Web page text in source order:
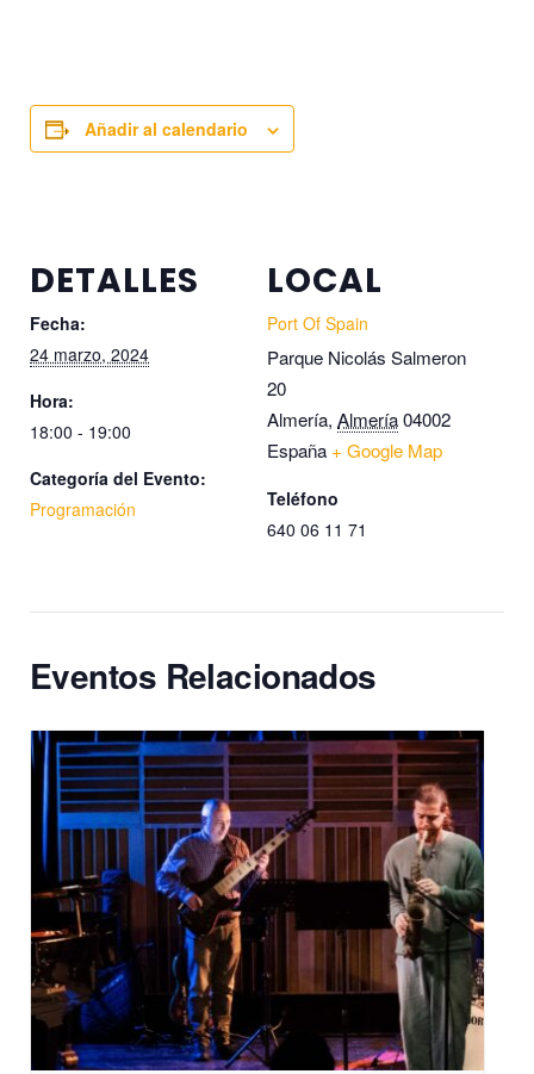
Añadir al calendario
DETALLES
Fecha:
24 marzo, 2024
Hora:
18:00 - 19:00
Categoría del Evento:
Programación
LOCAL
Port Of Spain
Parque Nicolás Salmeron
20
Almería, Almería04002
España + Google Map
Teléfono
640 06 11 71
Eventos Relacionados